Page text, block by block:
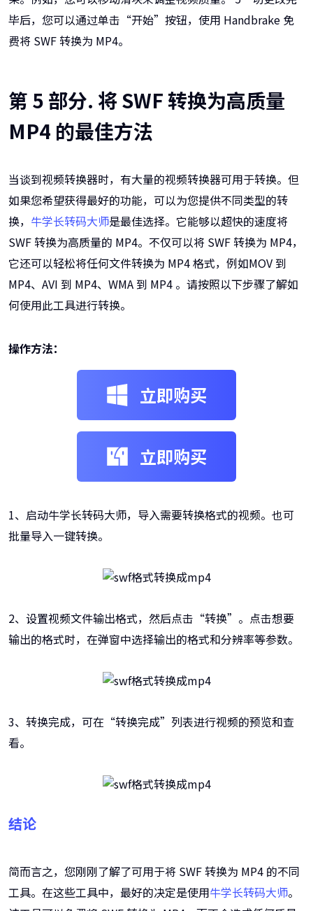
毕后，您可以通过单击“开始”按钮，使用 Handbrake 免
费将 SWF 转换为 MP4。
第 5 部分. 将 SWF 转换为高质量
MP4 的最佳方法
当谈到视频转换器时，有大量的视频转换器可用于转换。但
如果您希望获得最好的功能，可以为您提供不同类型的转
换， 牛学长转码大师是最佳选择。它能够以超快的速度将
SWF 转换为高质量的 MP4。不仅可以将 SWF 转换为 MP4，
它还可以轻松将任何文件转换为 MP4 格式，例如MOV 到
MP4、AVI 到 MP4、WMA 到 MP4 。请按照以下步骤了解如
何使用此工具进行转换。
操作方法：
立即购买
立即购买
1、启动牛学长转码大师，导入需要转换格式的视频。也可
批量导入一键转换。
2、设置视频文件输出格式，然后点击“转换”。点击想要
输出的格式时，在弹窗中选择输出的格式和分辨率等参数。
3、转换完成，可在“转换完成”列表进行视频的预览和查
看。
结论
简而言之，您刚刚了解了可用于将 SWF 转换为 MP4 的不同
工具。在这些工具中，最好的决定是使用牛学长转码大师。